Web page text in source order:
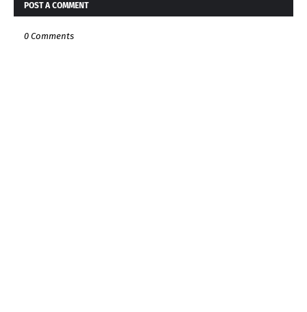
POST A COMMENT
0 Comments